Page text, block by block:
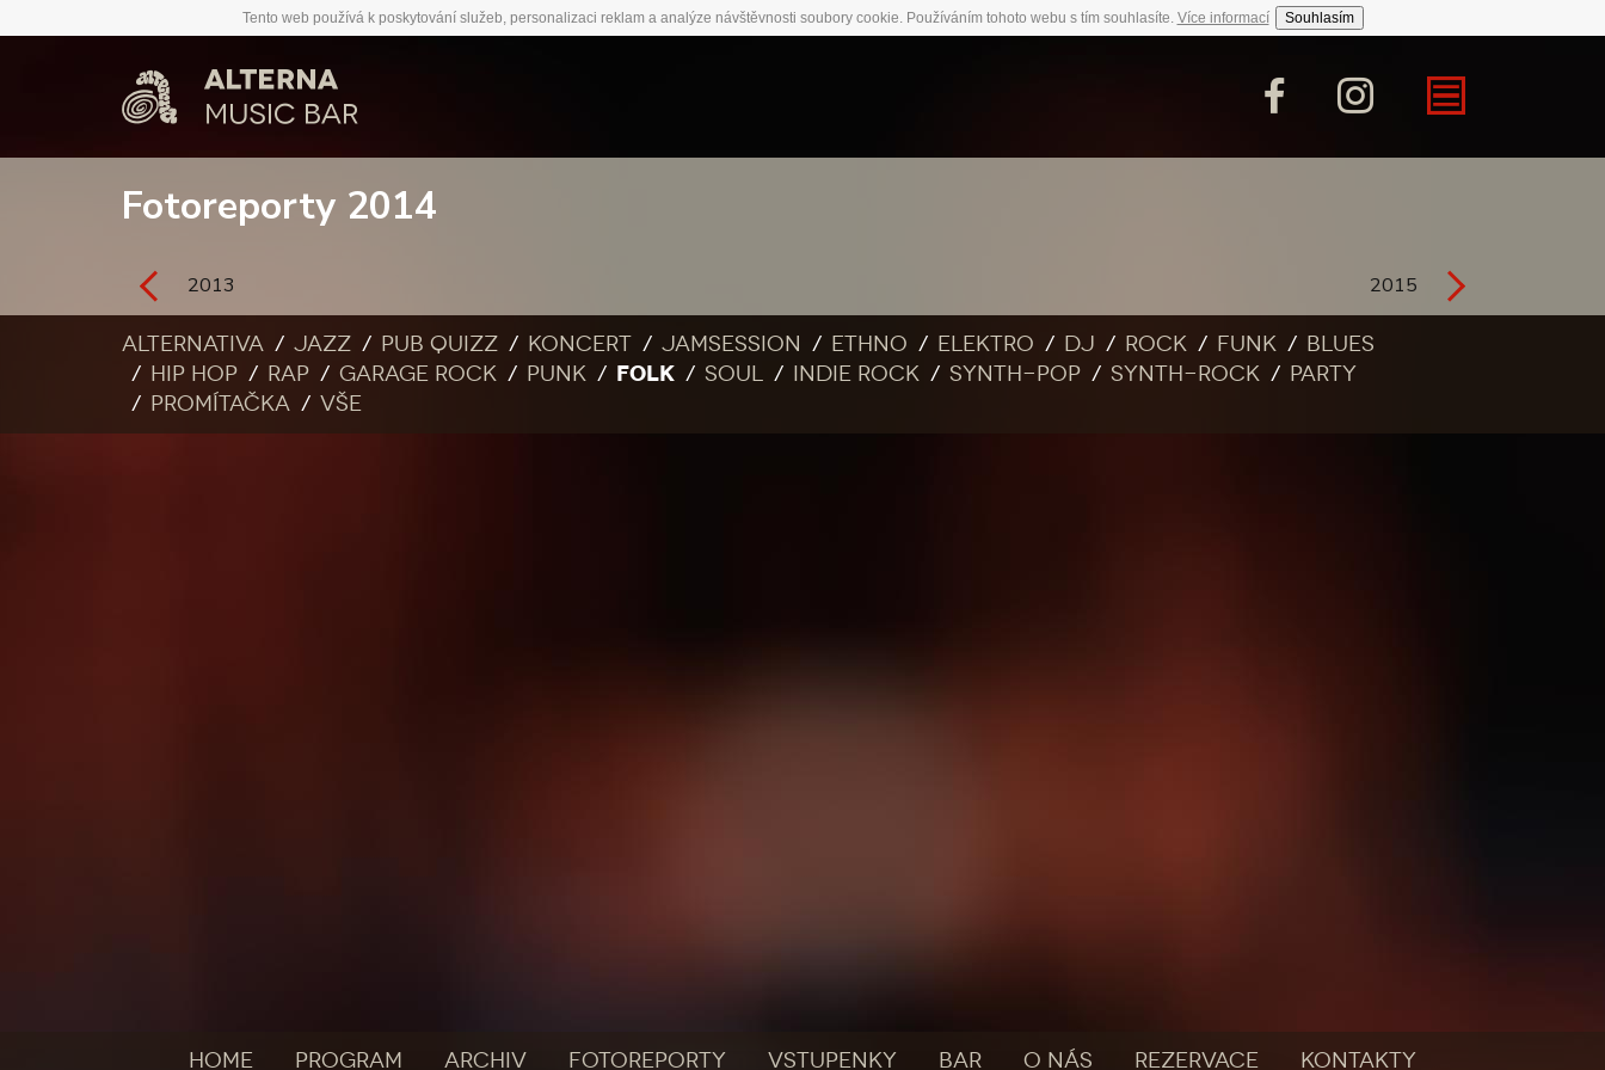
Tento web používá k poskytování služeb, personalizaci reklam a analýze návštěvnosti soubory cookie. Používáním tohoto webu s tím souhlasíte. Více informací Souhlasím
Fotoreporty 2014
2013 2015
Alternativa Jazz Pub quizz Koncert Jamsession Ethno Elektro DJ Rock Funk
Blues
Hip Hop
Rap Garage rock Punk FOLK Soul Indie rock Synth-pop Synth-rock
Party
Promítačka
Vše
HOME PROGRAM ARCHIV FOTOREPORTY VSTUPENKY BAR O NÁS REZERVACE KONTAKTY